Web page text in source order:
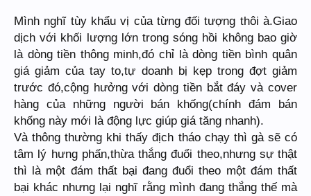
Mình nghĩ tùy khẩu vị của từng đối tượng thôi à.Giao
dịch với khối lượng lớn trong sóng hồi không bao giờ
là dòng tiền thông minh,đó chỉ là dòng tiền bình quân
giá giảm của tay to,tự doanh bị kẹp trong đợt giảm
trước đó,cộng hưởng với dòng tiền bắt đáy và cover
hàng của những người bán khống(chính đám bán
khống này mới là động lực giúp giá tăng nhanh).
Và thông thường khi thấy địch tháo chạy thì gà sẽ có
tâm lý hưng phấn,thừa thắng đuổi theo,nhưng sự thật
thì là một đám thất bại đang đuổi theo một đám thất
bại khác nhưng lại nghĩ rằng mình đang thắng thế mà